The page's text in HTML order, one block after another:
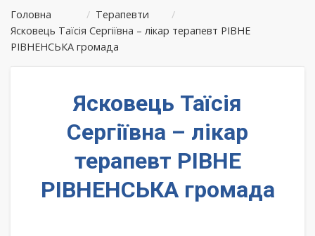
Головна / Терапевти
/
Ясковець Таїсія Сергіївна – лікар терапевт РІВНЕ
РІВНЕНСЬКА громада
Ясковець Таїсія
Сергіївна – лікар
терапевт РІВНЕ
РІВНЕНСЬКА громада